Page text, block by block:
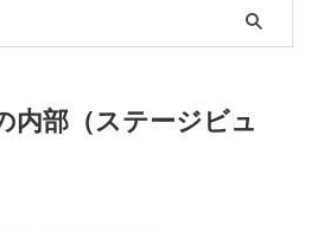
内部（ステージビュ